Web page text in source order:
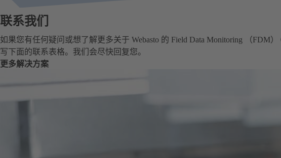
联系我们
如果您有任何疑问或想了解更多关于 Webasto 的 Field Data Monitoring （FDM
写下面的联系表格。我们会尽快回复您。
更多解决方案